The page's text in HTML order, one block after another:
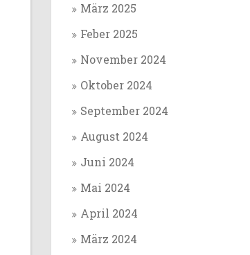
März 2025
Feber 2025
November 2024
Oktober 2024
September 2024
August 2024
Juni 2024
Mai 2024
April 2024
März 2024